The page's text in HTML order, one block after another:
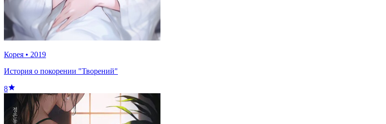
Корея • 2019
История о покорении "Творений"
8